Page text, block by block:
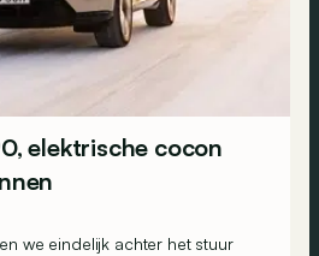
elektrische cocon
we eindelijk achter het stuur